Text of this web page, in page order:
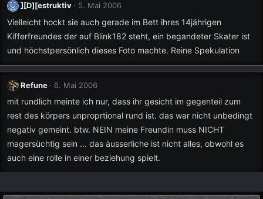
][D][estruktiv 5. Mai 2006
Vielleicht hockt sie auch gerade im Bett ihres 14jährigen
Kifferfreundes der auf Blink182 steht, ein begandeter Skater ist
und höchstpersönlich dieses Foto machte. Reine Spekulation
Refune 6. Mai 2006
mit rundlich meinte ich nur, dass ihr gesicht im gegenteil zum
rest des körpers unproprtional rund ist. das war nicht unbedingt
negativ gemeint. btw. NEIN meine Freundin muss NICHT
magersüchtig sein ... das äusserliche ist nicht alles, obwohl es
auch eine rolle in einer beziehung spielt.